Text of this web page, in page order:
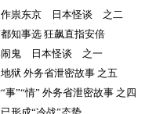
作祟东京 日本怪谈 之二
知事选 狂飙直指安倍
闹鬼 日本怪谈 之一
狱 外务省泄密故事 之五
事”“情” 外务省泄密故事 之四